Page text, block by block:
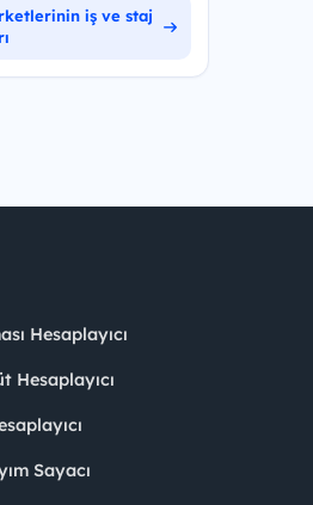
iş ve staj
Hesaplayıcı
Hesaplayıcı
Sayacı